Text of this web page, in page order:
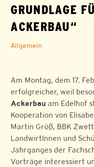
GRUNDLAGE
ACKERBAU“
Allgemein
Am Montag, dem 17.
erfolgreicher, weil
Ackerbau am Edelhof
Kooperation von
Martin Größ, BBK
LandwirtInnen und
Jahrganges der
Vorträge interessiert